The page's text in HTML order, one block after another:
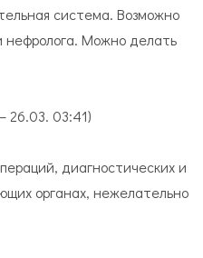
си­сте­ма. Возможно
неф­ро­лога. Можно делать
26.03. 03:41)
диагностических и
органах, нежелательно